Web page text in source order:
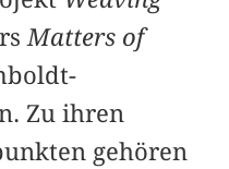
Matters of
Zu ihren
gehören